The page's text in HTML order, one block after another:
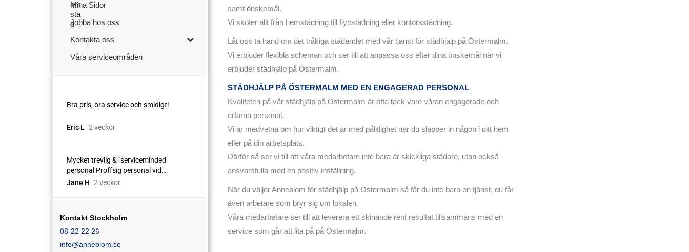
Mina Sidor
Jobba hos oss
Kontakta oss
Våra serviceområden
Kontakt Stockholm
08-22 22 26
info@anneblom.se
samt önskemål.
Vi sköter allt från hemstädning till flyttstädning eller kontorsstädning.
Låt oss ta hand om det tråkiga städandet med vår tjänst för städhjälp på Östermalm.
Vi erbjuder flexibla scheman och ser till att anpassa oss efter dina önskemål när vi
erbjuder städhjälp på Östermalm.
STÄDHJÄLP PÅ ÖSTERMALM MED EN ENGAGERAD PERSONAL
Kvaliteten på vår städhjälp på Östermalm är ofta tack vare våran engagerade och
erfarna personal.
Vi är medvetna om hur viktigt det är med pålitlighet när du släpper in någon i ditt hem
eller på din arbetsplats.
Därför så ser vi till att våra medarbetare inte bara är skickliga städare, utan också
ansvarsfulla med en positiv inställning.
När du väljer Anneblom för städhjälp på Östermalm så får du inte bara en tjänst, du får
även arbetare som bryr sig om lokalen.
Våra medarbetare ser till att leverera ett skinande rent resultat tillsammans med en
service som går att lita på på Östermalm.